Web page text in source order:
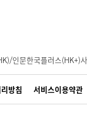
인문한국플러스(HK+)
방침 서비스이용약관